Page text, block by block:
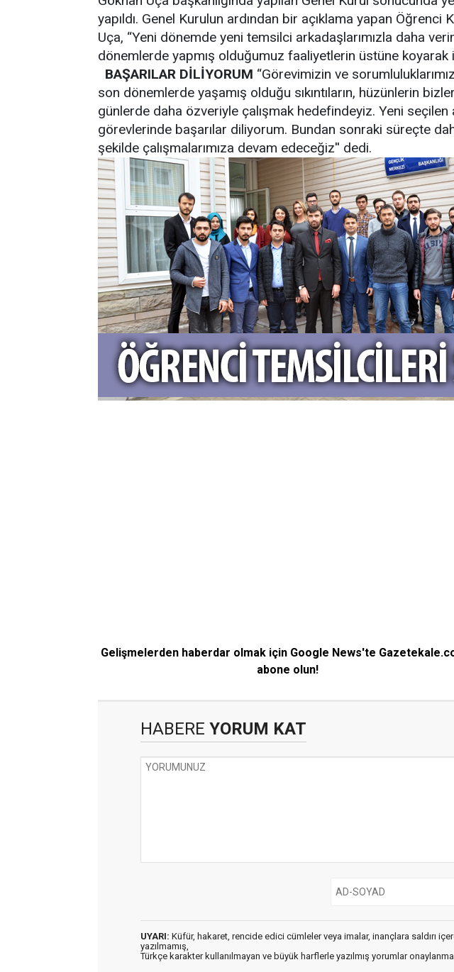
yapıldı. Genel Kurulun ardından bir açıklama yapan Öğrenci
Uça, “Yeni dönemde yeni temsilci arkadaşlarımızla daha
dönemlerde yapmış olduğumuz faaliyetlerin üstüne koyarak
BAŞARILAR DİLİYORUM “Görevimizin ve
son dönemlerde yaşamış olduğu sıkıntıların, hüzünlerin
günlerde daha özveriyle çalışmak hedefindeyiz. Yeni seçilen
görevlerinde başarılar diliyorum. Bundan sonraki süreçte
şekilde çalışmalarımıza devam edeceğiz'' dedi.
Gelişmelerden haberdar olmak için Google News'te
abone olun!
HABERE YORUM KAT
UYARI: Küfür, hakaret, rencide edici cümleler veya imalar, inançlara saldırı
yazılmamış,
Türkçe karakter kullanılmayan ve büyük harflerle yazılmış yorumlar